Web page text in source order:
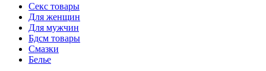
Секс товары
Для женщин
Для мужчин
Бдсм товары
Смазки
Белье